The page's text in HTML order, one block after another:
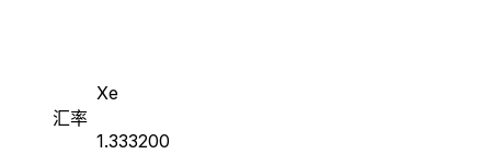
Xe
汇率
1.333200